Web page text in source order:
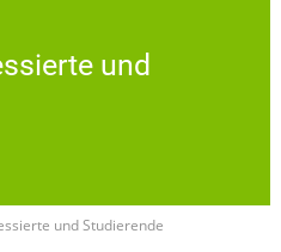
und
und Studierende